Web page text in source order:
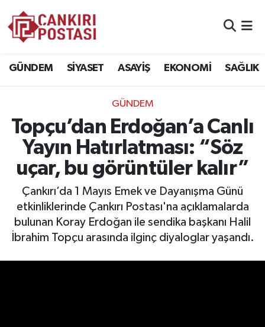
GÜNDEM SİYASET ASAYİŞ EKONOMİ SAĞLIK
GÜNDEM
Topçu’dan Erdoğan’a Canlı
Yayın Hatırlatması: “Söz
uçar, bu görüntüler kalır”
Çankırı’da 1 Mayıs Emek ve Dayanışma Günü
etkinliklerinde Çankırı Postası'na açıklamalarda
bulunan Koray Erdoğan ile sendika başkanı Halil
İbrahim Topçu arasında ilginç diyaloglar yaşandı.
EKONOMİ
SAĞLIK
SPOR
EĞİTİM
Trafik Durumu
Süper Lig Puan Durumu ve Fikstür
Tüm Manşetler
Son Dakika Haberleri